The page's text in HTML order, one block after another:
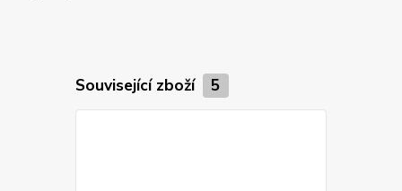
Související zboží 5